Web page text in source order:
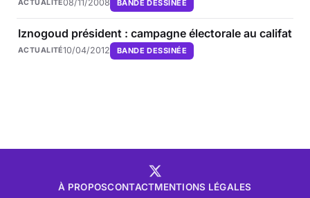
ACTUALITÉ08/11/2008 BANDE DESSINÉE
Iznogoud président : campagne électorale au califat
ACTUALITÉ10/04/2012 BANDE DESSINÉE
À PROPOSCONTACTMENTIONS LÉGALES